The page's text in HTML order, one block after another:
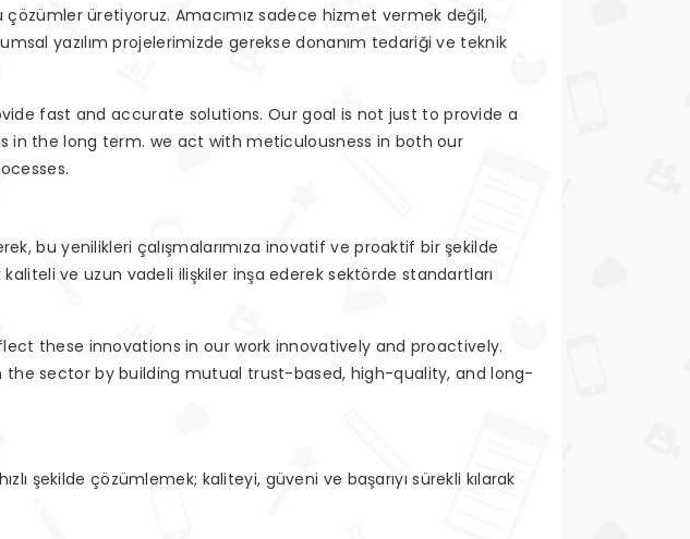
üretiyoruz. Amacımız sadece hizmet vermek değil,
yazılım projelerimizde gerekse donanım tedariği ve teknik
fast and accurate solutions. Our goal is not just to provide a
the long term. we act with meticulousness in both our
bu yenilikleri çalışmalarımıza inovatif ve proaktif bir şekilde
kaliteli ve uzun vadeli ilişkiler inşa ederek sektörde standartları
these innovations in our work innovatively and proactively.
sector by building mutual trust-based, high-quality, and long-
şekilde çözümlemek; kaliteyi, güveni ve başarıyı sürekli kılarak